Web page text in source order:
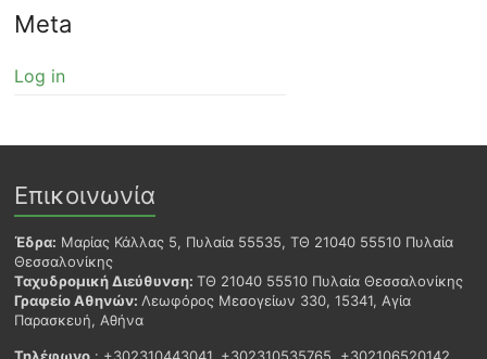
Meta
Log in
Επικοινωνία
Έδρα: Μαρίας Κάλλας 5, Πυλαία 55535, ΤΘ 21040 55510 Πυλαία
Θεσσαλονίκης
Ταχυδρομική Διεύθυνση:ΤΘ 21040 55510 Πυλαία Θεσσαλονίκης
Γραφείο Αθηνών:Λεωφόρος Μεσογείων 330, 15341, Αγία
Παρασκευή, Αθήνα